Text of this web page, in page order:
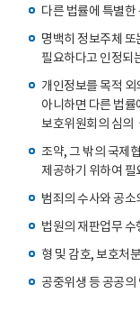
다른 법률에 특별한
명백히 정보주체 또
필요하다고 인정되
개인정보를 목적 외
아니하면 다른 법률
보호위원회의 심의
조약, 그 밖의 국제
제공하기 위하여 필
범죄의 수사와 공소
법원의 재판업무
형 및 감호, 보호처
공중위생 등 공공의